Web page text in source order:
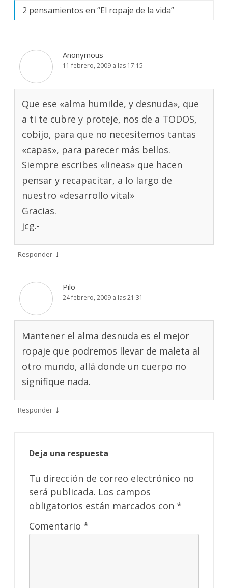
2 pensamientos en “El ropaje de la vida”
Anonymous
11 febrero, 2009 a las 17:15
Que ese «alma humilde, y desnuda», que
a ti te cubre y proteje, nos de a TODOS,
cobijo, para que no necesitemos tantas
«capas», para parecer más bellos.
Siempre escribes «lineas» que hacen
pensar y recapacitar, a lo largo de
nuestro «desarrollo vital»
Gracias.
jcg.-
Responder ↓
Pilo
24 febrero, 2009 a las 21:31
Mantener el alma desnuda es el mejor
ropaje que podremos llevar de maleta al
otro mundo, allá donde un cuerpo no
signifique nada.
Responder ↓
Deja una respuesta
Tu dirección de correo electrónico no
será publicada. Los campos
obligatorios están marcados con *
Comentario *